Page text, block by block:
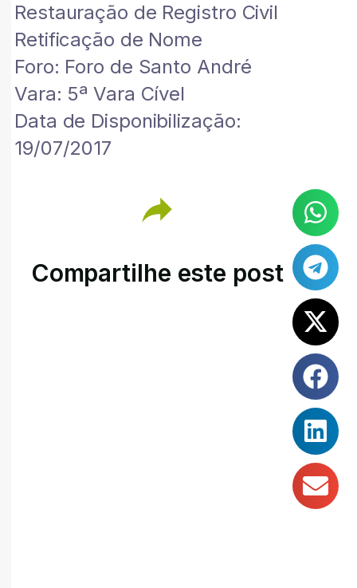
Restauração de Registro Civil
Retificação de Nome
Foro: Foro de Santo André
Vara: 5ª Vara Cível
Data de Disponibilização:
19/07/2017
Compartilhe este post